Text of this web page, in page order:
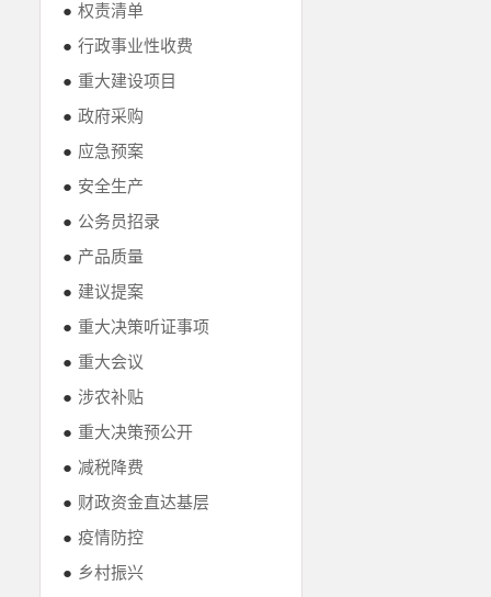
● 权责清单
● 行政事业性收费
● 重大建设项目
● 政府采购
● 应急预案
● 安全生产
● 公务员招录
● 产品质量
● 建议提案
● 重大决策听证事项
● 重大会议
● 涉农补贴
● 重大决策预公开
● 减税降费
● 财政资金直达基层
● 疫情防控
● 乡村振兴